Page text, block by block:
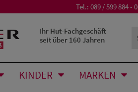
Tel.: 089 / 599 884 - 0
Ihr Hut-Fachgeschäft
seit über 160 Jahren
KINDER MARKEN